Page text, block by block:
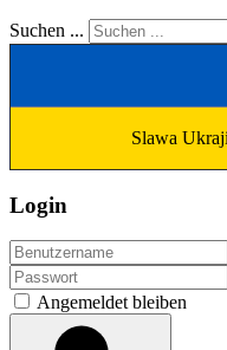
Suchen ...
Slawa
Login
Angemeldet bleiben